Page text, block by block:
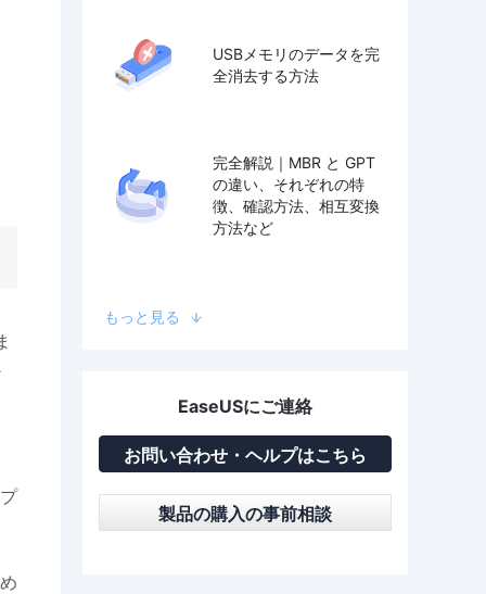
USBメモリのデータを完
全消去する方法
完全解説｜MBR と GPT
の違い、それぞれの特
徴、確認方法、相互変換
方法など
もっと見る
EaseUSにご連絡
お問い合わせ・ヘルプはこちら
製品の購入の事前相談